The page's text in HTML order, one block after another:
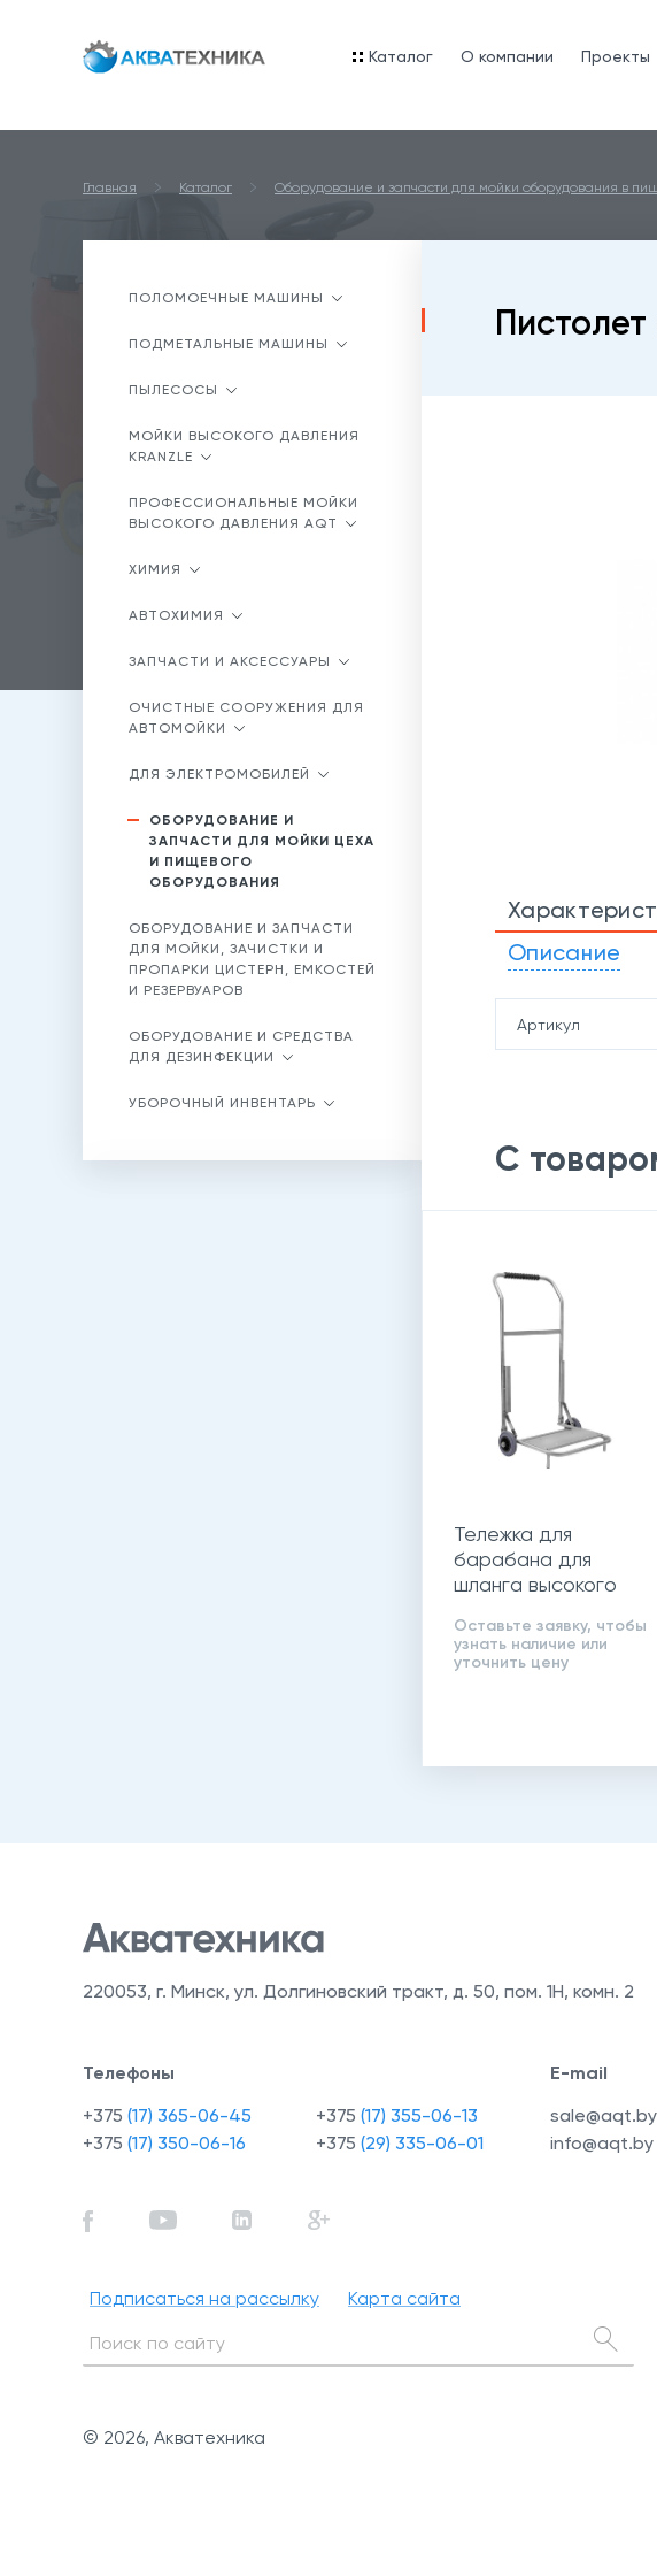
Каталог O компании Проекты
Главная Каталог Оборудование и запчасти для мойки оборудования в
ПОЛОМОЕЧНЫЕ МАШИНЫ
ПОДМЕТАЛЬНЫЕ МАШИНЫ
ПЫЛЕСОСЫ
МОЙКИ ВЫСОКОГО ДАВЛЕНИЯ
KRANZLE
ПРОФЕССИОНАЛЬНЫЕ МОЙКИ
ВЫСОКОГО ДАВЛЕНИЯ AQT
ХИМИЯ
АВТОХИМИЯ
ЗАПЧАСТИ И АКСЕССУАРЫ
ОЧИСТНЫЕ СООРУЖЕНИЯ ДЛЯ
АВТОМОЙКИ
ДЛЯ ЭЛЕКТРОМОБИЛЕЙ
ОБОРУДОВАНИЕ И
ЗАПЧАСТИ ДЛЯ МОЙКИ ЦЕХА
И ПИЩЕВОГО
ОБОРУДОВАНИЯ
ОБОРУДОВАНИЕ И ЗАПЧАСТИ
ДЛЯ МОЙКИ, ЗАЧИСТКИ И
ПРОПАРКИ ЦИСТЕРН, ЕМКОСТЕЙ
И РЕЗЕРВУАРОВ
ОБОРУДОВАНИЕ И СРЕДСТВА
ДЛЯ ДЕЗИНФЕКЦИИ
УБОРОЧНЫЙ ИНВЕНТАРЬ
Описание
Артикул
С
Тележка для
барабана для
шланга высокого
712000070
Оставьте заявку, чтобы
узнать наличие или
уточнить цену
220053, г. Минск, ул. Долгиновский тракт, д. 50, пом. 1Н, комн. 2
Телефоны
+375 (17) 365-06-45
+375 (17) 350-06-16
+375 (17) 355-06-13
+375 (29) 335-06-01
E-mail
sale@aqt.by
info@aqt.by
Подписаться на рассылку Карта сайта
© 2026, Акватехника